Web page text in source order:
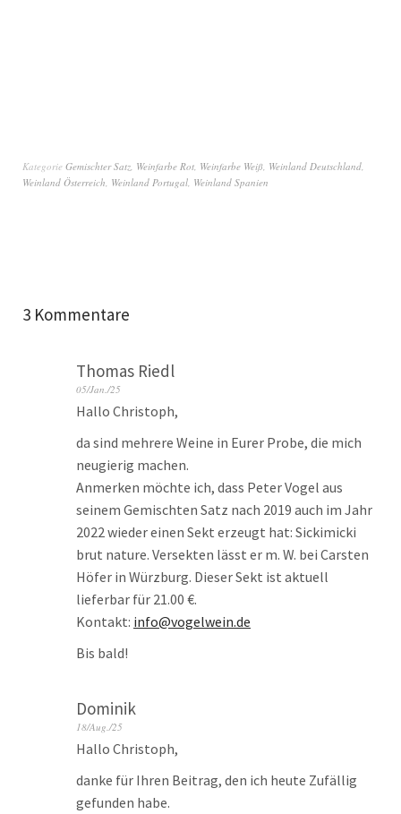
Kategorie Gemischter Satz Weinfarbe Rot Weinfarbe Weiß Weinland Deutschland
Weinland Österreich Weinland Portugal Weinland Spanien
3 Kommentare
Thomas Riedl
05/Jan./25
Hallo Christoph,
da sind mehrere Weine in Eurer Probe, die mich
neugierig machen.
Anmerken möchte ich, dass Peter Vogel aus
seinem Gemischten Satz nach 2019 auch im Jahr
2022 wieder einen Sekt erzeugt hat: Sickimicki
brut nature. Versekten lässt er m. W. bei Carsten
Höfer in Würzburg. Dieser Sekt ist aktuell
lieferbar für 21.00 €.
Kontakt: info@vogelwein.de
Bis bald!
Dominik
18/Aug./25
Hallo Christoph,
danke für Ihren Beitrag, den ich heute Zufällig
gefunden habe.